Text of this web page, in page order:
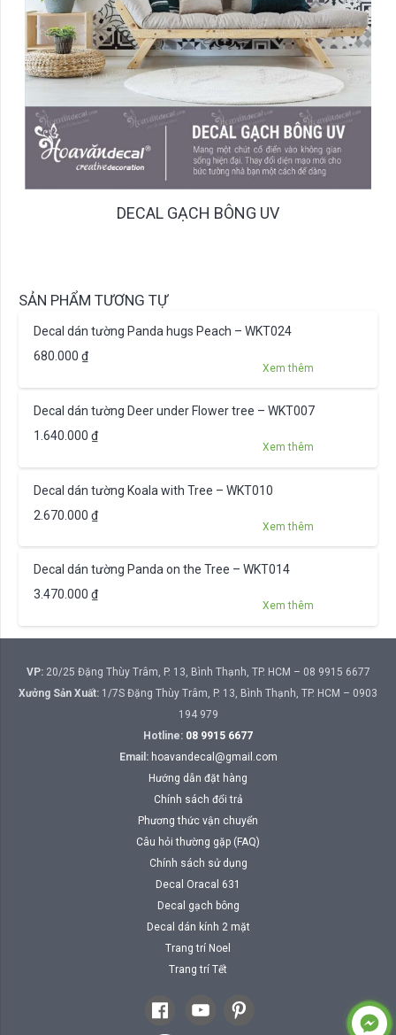
DECAL GẠCH BÔNG UV
SẢN PHẨM TƯƠNG TỰ
Decal dán tường Panda hugs Peach – WKT024
680.000 ₫
Xem thêm
Decal dán tường Deer under Flower tree – WKT007
1.640.000 ₫
Xem thêm
Decal dán tường Koala with Tree – WKT010
2.670.000 ₫
Xem thêm
Decal dán tường Panda on the Tree – WKT014
3.470.000 ₫
Xem thêm
VP:20/25 Đặng Thùy Trâm, P. 13, Bình Thạnh, TP. HCM – 08 9915 6677
Xưởng Sản Xuất: 1/7S Đặng Thùy Trâm, P. 13, Bình Thạnh, TP. HCM – 0903
194 979
Hotline: 08 9915 6677
Email: hoavandecal@gmail.com
Hướng dẫn đặt hàng
Chính sách đổi trả
Phương thức vận chuyển
Câu hỏi thường gặp (FAQ)
Chính sách sử dụng
Decal Oracal 631
Decal gạch bông
Decal dán kính 2 mặt
Trang trí Noel
Trang trí Tết